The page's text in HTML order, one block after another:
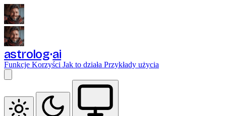
astrolog ai
Funkcje Korzyści Jak to działa Przykłady użycia